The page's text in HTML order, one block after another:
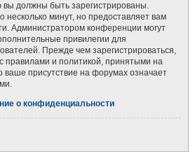
должны быть зарегистрированы.
несколько минут, но предоставляет вам
Администратором конференции могут
привилегии для
Прежде чем зарегистрироваться,
правилами и политикой, принятыми на
присутствие на форумах означает
о конфиденциальности